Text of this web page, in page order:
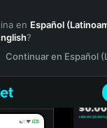
en Español
?
Continuar en Español